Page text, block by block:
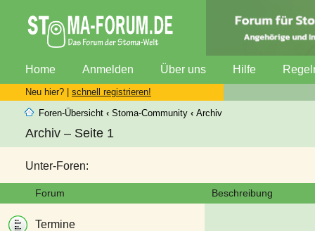
Home Anmelden Über uns Hilfe
Neu hier? | schnell registrieren!
Foren-Übersicht ‹ Stoma-Community ‹ Archiv
Archiv – Seite 1
Unter-Foren:
Forum Beschreibung
Termine